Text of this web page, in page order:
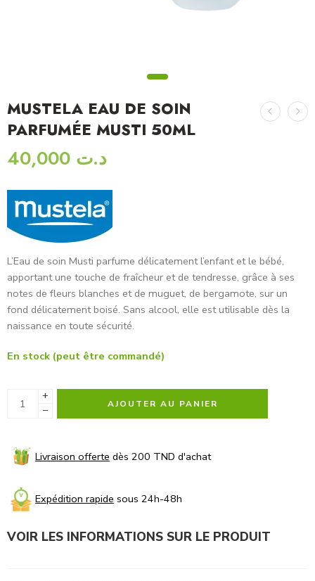
MUSTELA EAU DE SOIN
PARFUMÉE MUSTI 50ML
د.ت
L’Eau de soin Musti parfume délicatement l’enfant et le bébé,
apportant une touche de fraîcheur et de tendresse, grâce à ses
notes de fleurs blanches et de muguet, de bergamote, sur un
fond délicatement boisé. Sans alcool, elle est utilisable dès la
naissance en toute sécurité.
En stock (peut être commandé)
+
−
AJOUTER AU PANIER
Livraison offerte dès 200 TND d'achat
Expédition rapide sous 24h-48h
VOIR LES INFORMATIONS SUR LE PRODUIT